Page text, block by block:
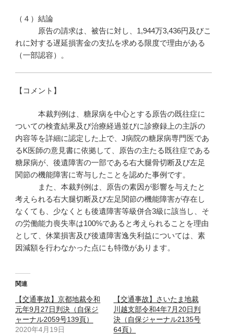
（４）結論
原告の請求は、被告に対し、1,944万3,436円及びこ
れに対する遅延損害金の支払を求める限度で理由がある
（一部認容）。
【コメント】
本裁判例は、糖尿病を中心とする原告の既往症に
ついての検査結果及び治療経過並びに診療録上の主訴の
内容等を詳細に認定した上で、J病院の糖尿病専門医であ
るK医師の意見書に依拠して、原告の主たる既往症である
糖尿病が、後遺障害の一部である右大腿骨切断及び左足
関節の機能障害に寄与したことを認めた事例です。
また、本裁判例は、原告の素因が影響を与えたと
考えられる右大腿切断及び左足関節の機能障害が存在し
なくても、少なくとも後遺障害等級併合3級に該当し、そ
の労働能力喪失率は100%であると考えられることを理由
として、休業損害及び後遺障害逸失利益については、素
因減額を行わなかった点にも特徴があります。
関連
【交通事故】京都地裁令和
元年9月27日判決（自保ジ
ャーナル2059号139頁）
2020年4月19日
【交通事故】さいたま地裁
川越支部令和4年7月20日判
決（自保ジャーナル2135号
64頁）